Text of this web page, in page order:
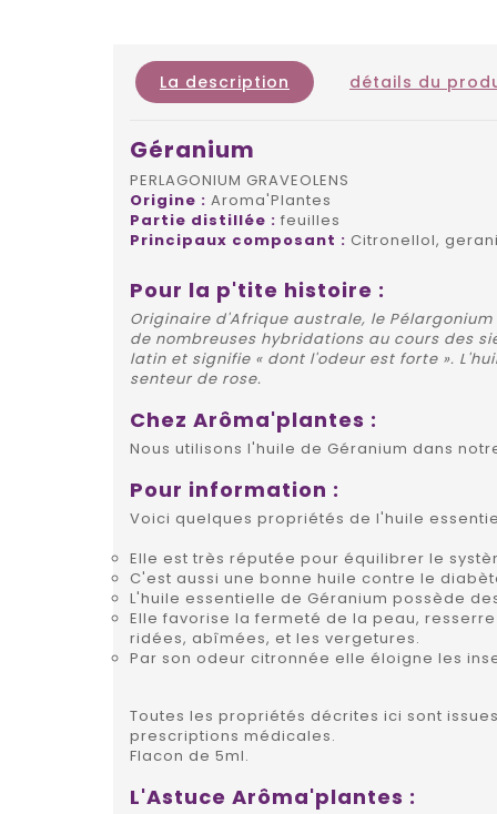
La description détails du
Géranium
PERLAGONIUM GRAVEOLENS
Origine : Aroma'Plantes
Partie distillée : feuilles
Principaux composant : Citronellol,
Pour la p'tite histoire :
Originaire d'Afrique australe, le
de nombreuses hybridations au cours des
latin et signifie « dont l'odeur est forte ».
senteur de rose.
Chez Arôma'plantes :
Nous utilisons l'huile de Géranium dans
Pour information :
Voici quelques propriétés de l'huile
Elle est très réputée pour équilibrer le
C'est aussi une bonne huile contre le
L'huile essentielle de Géranium possède
Elle favorise la fermeté de la peau,
ridées, abîmées, et les vergetures.
Par son odeur citronnée elle éloigne les
Toutes les propriétés décrites ici sont
prescriptions médicales.
Flacon de 5ml.
L'Astuce Arôma'plantes :